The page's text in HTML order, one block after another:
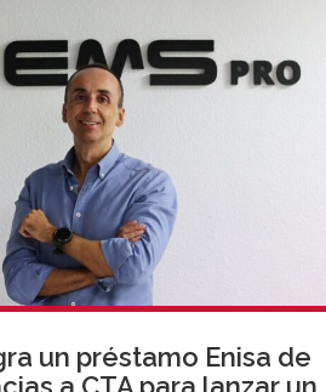
un préstamo Enisa de
a CTA para lanzar un